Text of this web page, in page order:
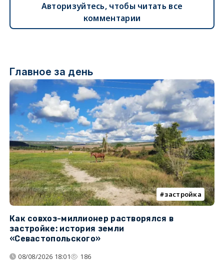
Авторизуйтесь, чтобы читать все
комментарии
Главное за день
застройка
Как совхоз-миллионер растворялся в
застройке: история земли
«Севастопольского»
08/08/2026 18:01 186